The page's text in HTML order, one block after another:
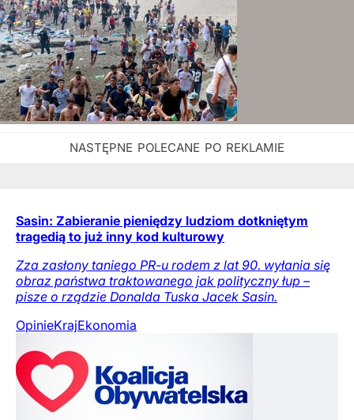
Sasin: Zabieranie pieniędzy ludziom dotkniętym
tragedią to już inny kod kulturowy
Zza zasłony taniego PR-u rodem z lat 90. wyłania się
obraz państwa traktowanego jak polityczny łup –
pisze o rządzie Donalda Tuska Jacek Sasin.
OpinieKrajEkonomia